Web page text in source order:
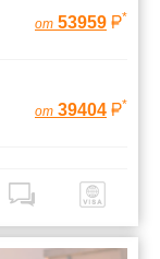
от 53959 *
от 39404 *